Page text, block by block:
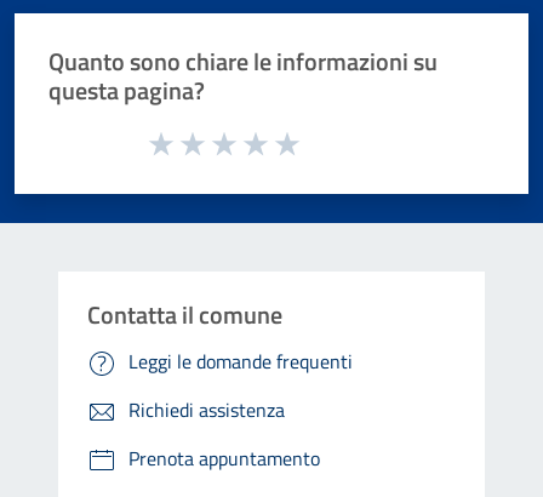
Quanto sono chiare le informazioni su
questa pagina?
Valuta da 1 a 5 stelle la pagina
Contatta il comune
Leggi le domande frequenti
Richiedi assistenza
Prenota appuntamento